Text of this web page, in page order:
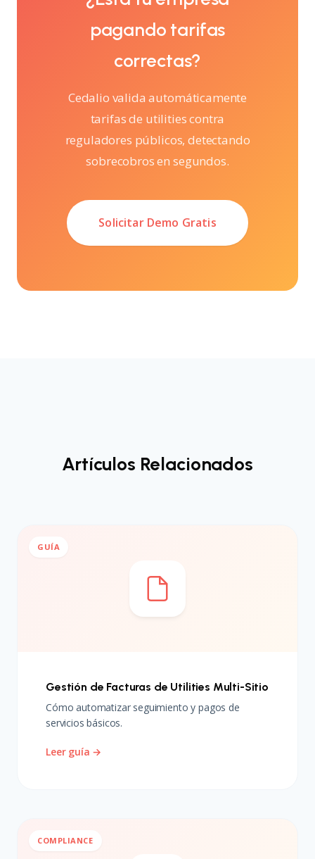
pagando tarifas
correctas?
Cedalio valida automáticamente
tarifas de utilities contra
reguladores públicos, detectando
sobrecobros en segundos.
Solicitar Demo Gratis
Artículos Relacionados
GUÍA
Gestión de Facturas de Utilities Multi-Sitio
Cómo automatizar seguimiento y pagos de
servicios básicos.
Leer guía →
COMPLIANCE